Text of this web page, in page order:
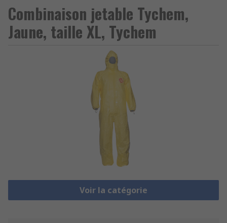
Combinaison jetable Tychem,
Jaune, taille XL, Tychem
Voir la catégorie